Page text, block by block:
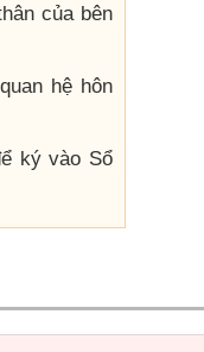
của bên
hệ hôn
ký vào Sổ